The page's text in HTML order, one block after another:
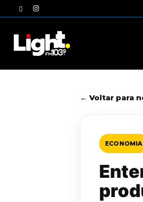
to
twitterinstagram
← Voltar para
ECONOMIA